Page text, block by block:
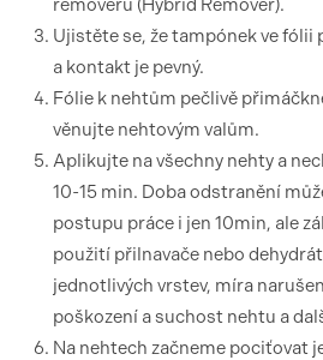
removeru (Hybrid Remover).
Ujistěte se, že tampónek ve fólii
a kontakt je pevný.
Fólie k nehtům pečlivě
věnujte nehtovým valům.
Aplikujte na všechny nehty a
10-15 min. Doba odstranění
postupu práce i jen 10min, ale
použití přilnavače nebo
jednotlivých vrstev, míra
poškození a suchost nehtu a
Na nehtech začneme pociťovat